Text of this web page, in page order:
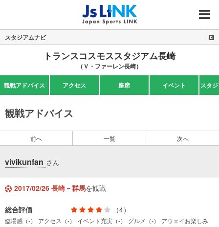
MENU
スタジアムナビ
トランスコスモススタジアム長崎
（Ｖ・ファーレン長崎）
観戦アドバイス アクセス 座席 イベント スタ
観戦アドバイス
前へ 一覧 次へ
vivikunfan さん
2017/02/26 長崎－群馬を観戦
総合評価 （4）
臨場感（-） アクセス（-） イベント充実（-） グルメ（-）
アウェイお楽しみ